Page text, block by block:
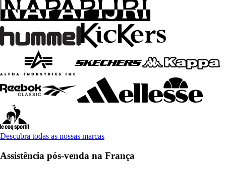
Descubra todas as nossas marcas
Assistência pós-venda na França